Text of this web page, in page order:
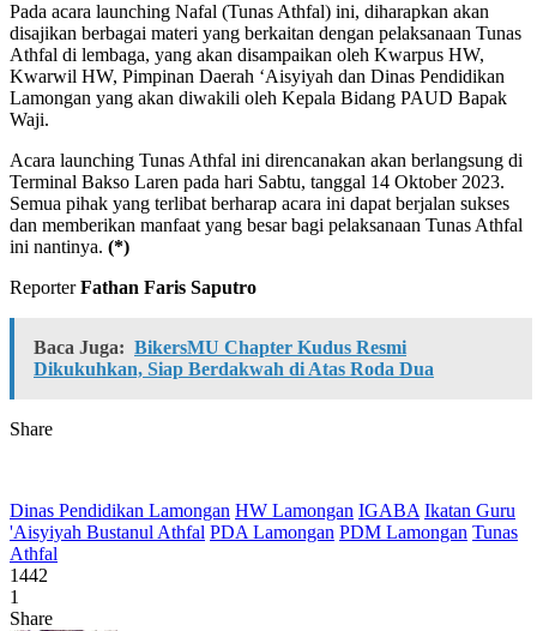
Pada acara launching Nafal (Tunas Athfal) ini, diharapkan akan
disajikan berbagai materi yang berkaitan dengan pelaksanaan Tunas
Athfal di lembaga, yang akan disampaikan oleh Kwarpus HW,
Kwarwil HW, Pimpinan Daerah ‘Aisyiyah dan Dinas Pendidikan
Lamongan yang akan diwakili oleh Kepala Bidang PAUD Bapak
Waji.
Acara launching Tunas Athfal ini direncanakan akan berlangsung di
Terminal Bakso Laren pada hari Sabtu, tanggal 14 Oktober 2023.
Semua pihak yang terlibat berharap acara ini dapat berjalan sukses
dan memberikan manfaat yang besar bagi pelaksanaan Tunas Athfal
ini nantinya. (*)
ReporterFathan Faris Saputro
Baca Juga: BikersMU Chapter Kudus Resmi
Dikukuhkan, Siap Berdakwah di Atas Roda Dua
Share
Dinas Pendidikan Lamongan HW Lamongan IGABA Ikatan Guru
'Aisyiyah Bustanul Athfal PDA Lamongan PDM Lamongan Tunas
Athfal
1442
1
Share